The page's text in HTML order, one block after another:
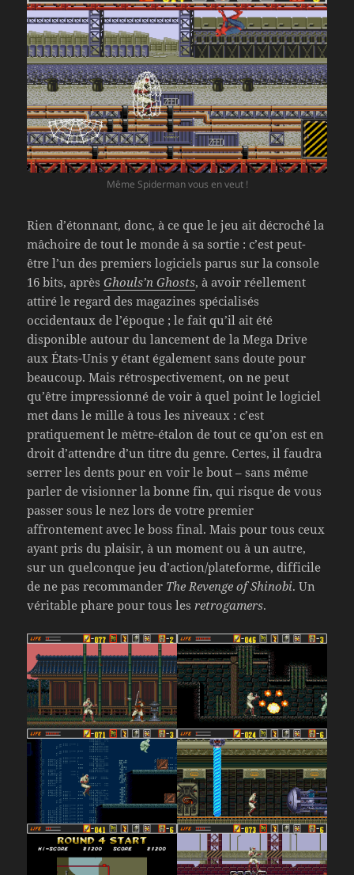
Même Spiderman vous en veut !
Rien d’étonnant, donc, à ce que le jeu ait décroché la
mâchoire de tout le monde à sa sortie : c’est peut-
être l’un des premiers logiciels parus sur la console
16 bits, aprèsGhouls’n Ghosts, à avoir réellement
attiré le regard des magazines spécialisés
occidentaux de l’époque ; le fait qu’il ait été
disponible autour du lancement de la Mega Drive
aux États-Unis y étant également sans doute pour
beaucoup. Mais rétrospectivement, on ne peut
qu’être impressionné de voir à quel point le logiciel
met dans le mille à tous les niveaux : c’est
pratiquement le mètre-étalon de tout ce qu’on est en
droit d’attendre d’un titre du genre. Certes, il faudra
serrer les dents pour en voir le bout – sans même
parler de visionner la bonne fin, qui risque de vous
passer sous le nez lors de votre premier
affrontement avec le boss final. Mais pour tous ceux
ayant pris du plaisir, à un moment ou à un autre,
sur un quelconque jeu d’action/plateforme, difficile
de ne pas recommander The Revenge of Shinobi. Un
véritable phare pour tous lesretrogamers.